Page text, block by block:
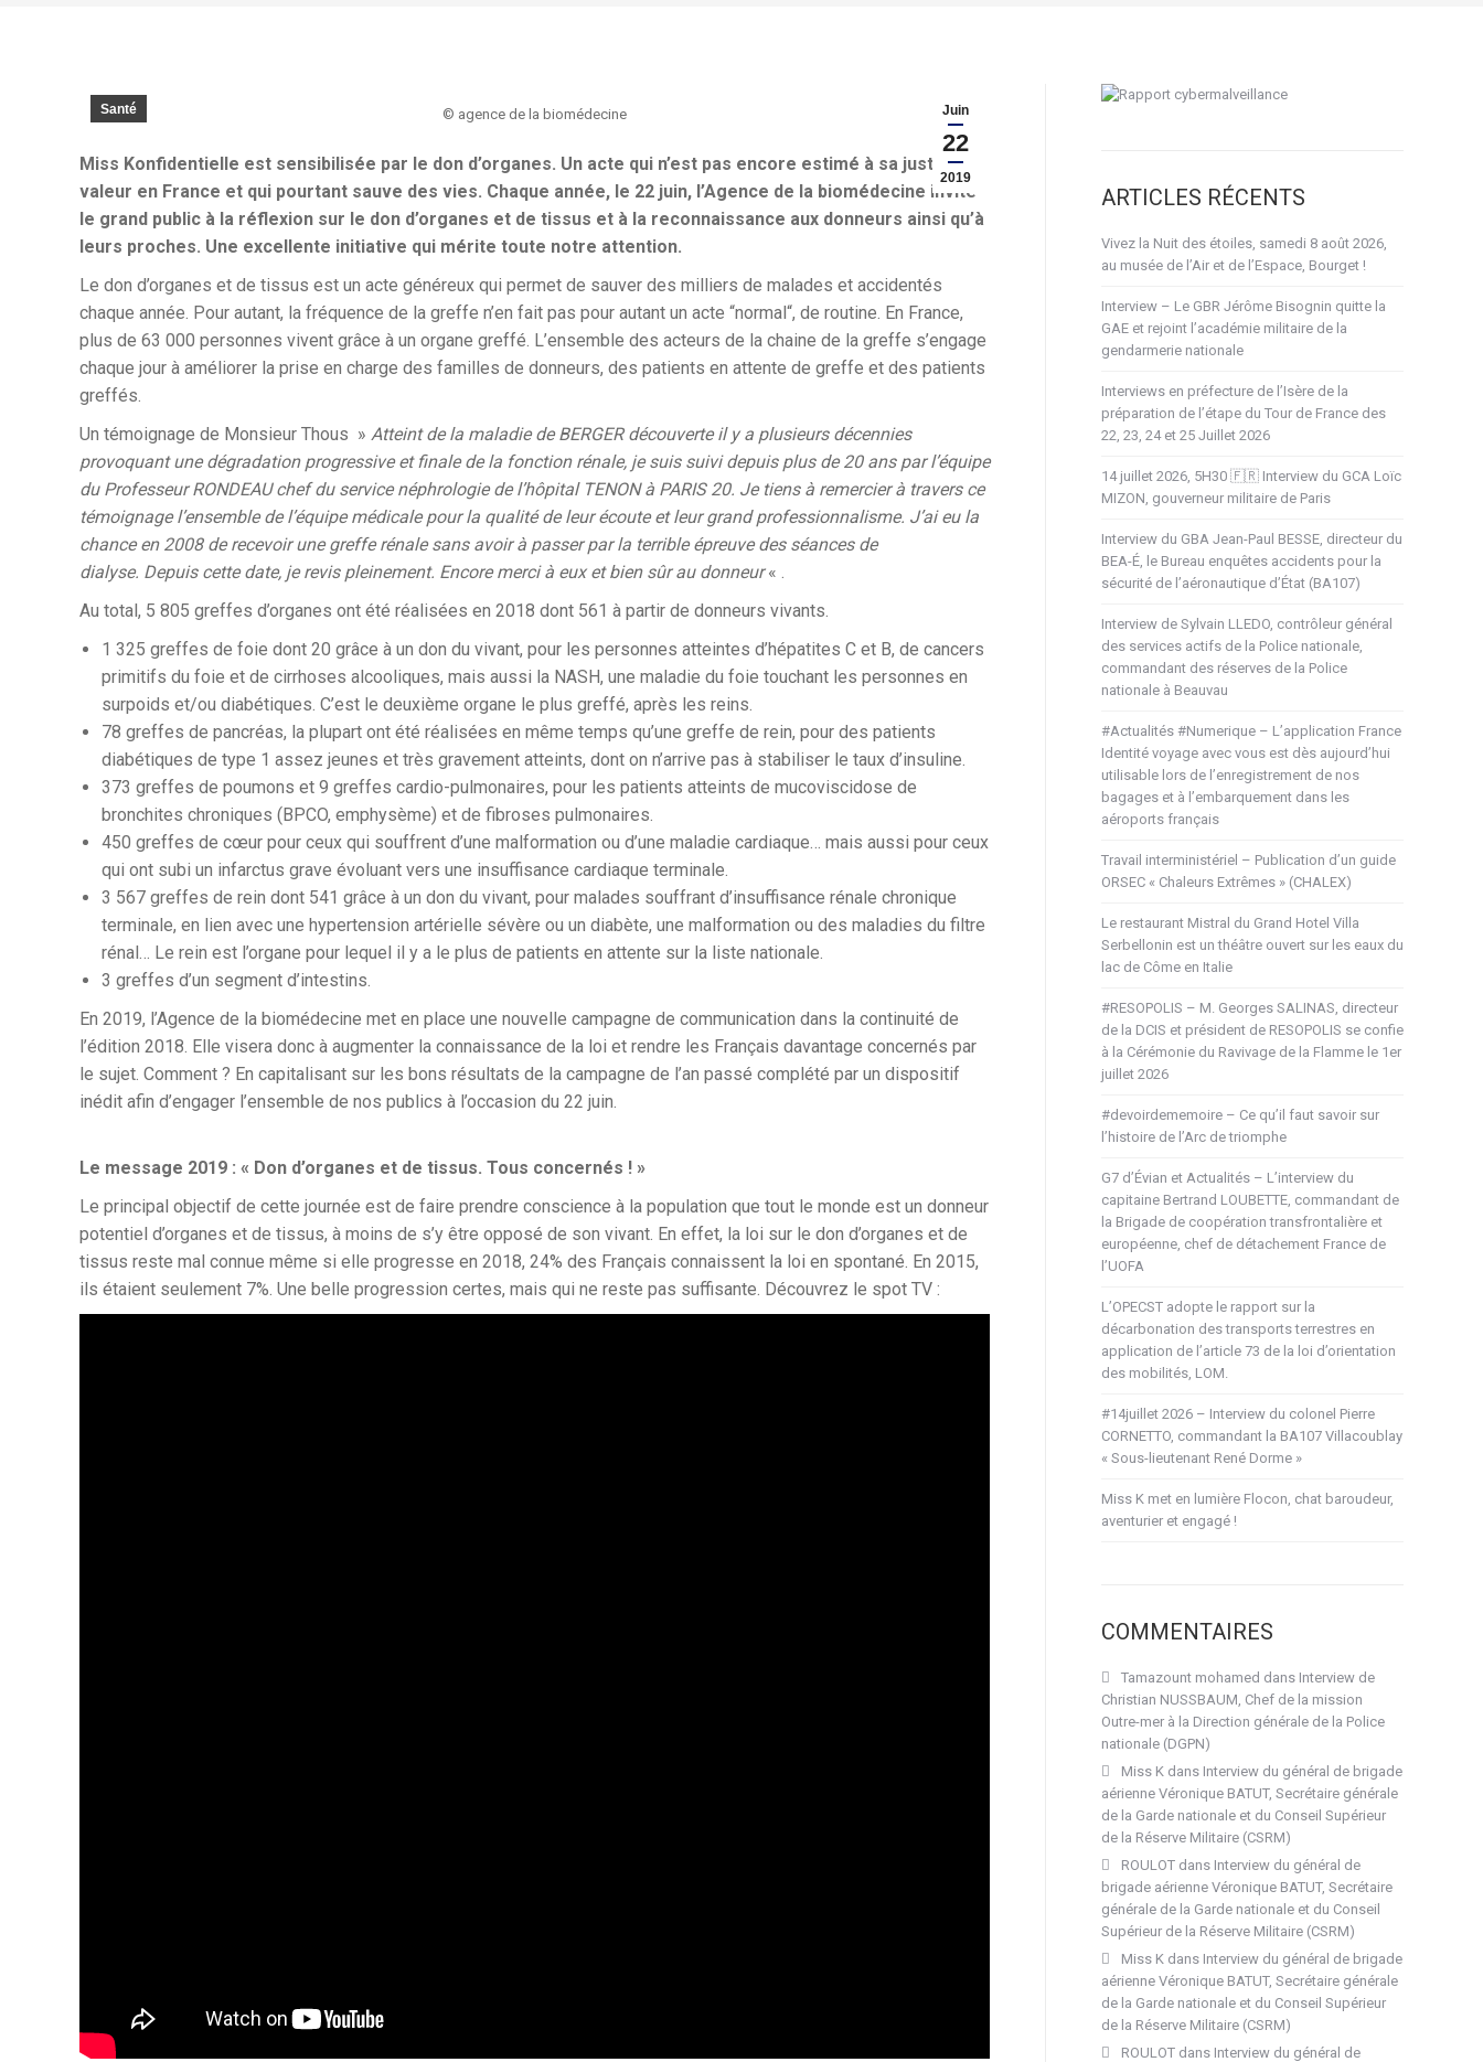
Juin
22
2019
Santé © agence de la biomédecine
Miss Konfidentielle est sensibilisée par le don d’organes. Un acte qui n’est pas encore estimé à sa juste
valeur en France et qui pourtant sauve des vies. Chaque année, le 22 juin, l’Agence de la biomédecine invite
le grand public à la réflexion sur le don d’organes et de tissus et à la reconnaissance aux donneurs ainsi qu’à
leurs proches. Une excellente initiative qui mérite toute notre attention.
Le don d’organes et de tissus est un acte généreux qui permet de sauver des milliers de malades et accidentés
chaque année. Pour autant, la fréquence de la greffe n’en fait pas pour autant un acte “normal“, de routine. En France,
plus de 63 000 personnes vivent grâce à un organe greffé. L’ensemble des acteurs de la chaine de la greffe s’engage
chaque jour à améliorer la prise en charge des familles de donneurs, des patients en attente de greffe et des patients
greffés.
Un témoignage de Monsieur Thous » Atteint de la maladie de BERGER découverte il y a plusieurs décennies
provoquant une dégradation progressive et finale de la fonction rénale, je suis suivi depuis plus de 20 ans par l’équipe
du Professeur RONDEAU chef du service néphrologie de l’hôpital TENON à PARIS 20. Je tiens à remercier à travers ce
témoignage l’ensemble de l’équipe médicale pour la qualité de leur écoute et leur grand professionnalisme. J’ai eu la
chance en 2008 de recevoir une greffe rénale sans avoir à passer par la terrible épreuve des séances de
dialyse. Depuis cette date, je revis pleinement. Encore merci à eux et bien sûr au donneur« .
Au total, 5 805 greffes d’organes ont été réalisées en 2018 dont 561 à partir de donneurs vivants.
1 325 greffes de foie dont 20 grâce à un don du vivant, pour les personnes atteintes d’hépatites C et B, de cancers
primitifs du foie et de cirrhoses alcooliques, mais aussi la NASH, une maladie du foie touchant les personnes en
surpoids et/ou diabétiques. C’est le deuxième organe le plus greffé, après les reins.
78 greffes de pancréas, la plupart ont été réalisées en même temps qu’une greffe de rein, pour des patients
diabétiques de type 1 assez jeunes et très gravement atteints, dont on n’arrive pas à stabiliser le taux d’insuline.
373 greffes de poumons et 9 greffes cardio-pulmonaires, pour les patients atteints de mucoviscidose de
bronchites chroniques (BPCO, emphysème) et de fibroses pulmonaires.
450 greffes de cœur pour ceux qui souffrent d’une malformation ou d’une maladie cardiaque… mais aussi pour ceux
qui ont subi un infarctus grave évoluant vers une insuffisance cardiaque terminale.
3 567 greffes de rein dont 541 grâce à un don du vivant, pour malades souffrant d’insuffisance rénale chronique
terminale, en lien avec une hypertension artérielle sévère ou un diabète, une malformation ou des maladies du filtre
rénal… Le rein est l’organe pour lequel il y a le plus de patients en attente sur la liste nationale.
3 greffes d’un segment d’intestins.
En 2019, l’Agence de la biomédecine met en place une nouvelle campagne de communication dans la continuité de
l’édition 2018. Elle visera donc à augmenter la connaissance de la loi et rendre les Français davantage concernés par
le sujet. Comment ? En capitalisant sur les bons résultats de la campagne de l’an passé complété par un dispositif
inédit afin d’engager l’ensemble de nos publics à l’occasion du 22 juin.
Le message 2019 : « Don d’organes et de tissus. Tous concernés ! »
Le principal objectif de cette journée est de faire prendre conscience à la population que tout le monde est un donneur
potentiel d’organes et de tissus, à moins de s’y être opposé de son vivant. En effet, la loi sur le don d’organes et de
tissus reste mal connue même si elle progresse en 2018, 24% des Français connaissent la loi en spontané. En 2015,
ils étaient seulement 7%. Une belle progression certes, mais qui ne reste pas suffisante. Découvrez le spot TV :
ARTICLES RÉCENTS
Vivez la Nuit des étoiles, samedi 8 août 2026,
au musée de l’Air et de l’Espace, Bourget !
Interview – Le GBR Jérôme Bisognin quitte la
GAE et rejoint l’académie militaire de la
gendarmerie nationale
Interviews en préfecture de l’Isère de la
préparation de l’étape du Tour de France des
22, 23, 24 et 25 Juillet 2026
14 juillet 2026, 5H30 🇫🇷 Interview du GCA Loïc
MIZON, gouverneur militaire de Paris
Interview du GBA Jean-Paul BESSE, directeur du
BEA-É, le Bureau enquêtes accidents pour la
sécurité de l’aéronautique d’État (BA107)
Interview de Sylvain LLEDO, contrôleur général
des services actifs de la Police nationale,
commandant des réserves de la Police
nationale à Beauvau
#Actualités #Numerique – L’application France
Identité voyage avec vous est dès aujourd’hui
utilisable lors de l’enregistrement de nos
bagages et à l’embarquement dans les
aéroports français
Travail interministériel – Publication d’un guide
ORSEC « Chaleurs Extrêmes » (CHALEX)
Le restaurant Mistral du Grand Hotel Villa
Serbellonin est un théâtre ouvert sur les eaux du
lac de Côme en Italie
#RESOPOLIS – M. Georges SALINAS, directeur
de la DCIS et président de RESOPOLIS se confie
à la Cérémonie du Ravivage de la Flamme le 1er
juillet 2026
#devoirdememoire – Ce qu’il faut savoir sur
l’histoire de l’Arc de triomphe
G7 d’Évian et Actualités – L’interview du
capitaine Bertrand LOUBETTE, commandant de
la Brigade de coopération transfrontalière et
européenne, chef de détachement France de
l’UOFA
L’OPECST adopte le rapport sur la
décarbonation des transports terrestres en
application de l’article 73 de la loi d’orientation
des mobilités, LOM.
#14juillet 2026 – Interview du colonel Pierre
CORNETTO, commandant la BA107 Villacoublay
« Sous-lieutenant René Dorme »
Miss K met en lumière Flocon, chat baroudeur,
aventurier et engagé !
COMMENTAIRES
Tamazount mohamed dans Interview de
Christian NUSSBAUM, Chef de la mission
Outre-mer à la Direction générale de la Police
nationale (DGPN)
Miss K dans Interview du général de brigade
aérienne Véronique BATUT, Secrétaire générale
de la Garde nationale et du Conseil Supérieur
de la Réserve Militaire (CSRM)
ROULOT dans Interview du général de
brigade aérienne Véronique BATUT, Secrétaire
générale de la Garde nationale et du Conseil
Supérieur de la Réserve Militaire (CSRM)
Miss K dans Interview du général de brigade
aérienne Véronique BATUT, Secrétaire générale
de la Garde nationale et du Conseil Supérieur
de la Réserve Militaire (CSRM)
ROULOT dans Interview du général de